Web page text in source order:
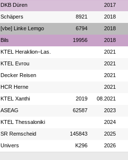
DKB Düren 2017
Schäpers 8921 2018
[vbe] Linke Lemgo 6794 2018
Bils 19956 2018
KTEL Heraklion–Las. 2021
KTEL Evrou 2021
Decker Reisen 2021
HCR Herne 2021
KTEL Xanthi 2019 08.2021
ASEAG 62587 2023
KTEL Thessaloniki 2024
SR Remscheid 145843 2025
Univers K296 2026